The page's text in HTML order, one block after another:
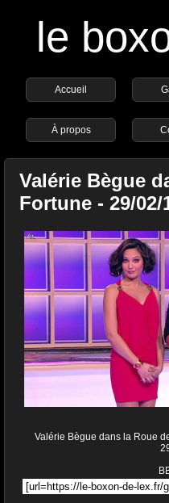
le
Accueil
À propos
Valérie Bègue
Fortune - 29/02/
Valérie Bègue dans la Roue